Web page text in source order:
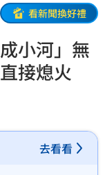
看新聞換好禮
小河」無
接熄火
去看看